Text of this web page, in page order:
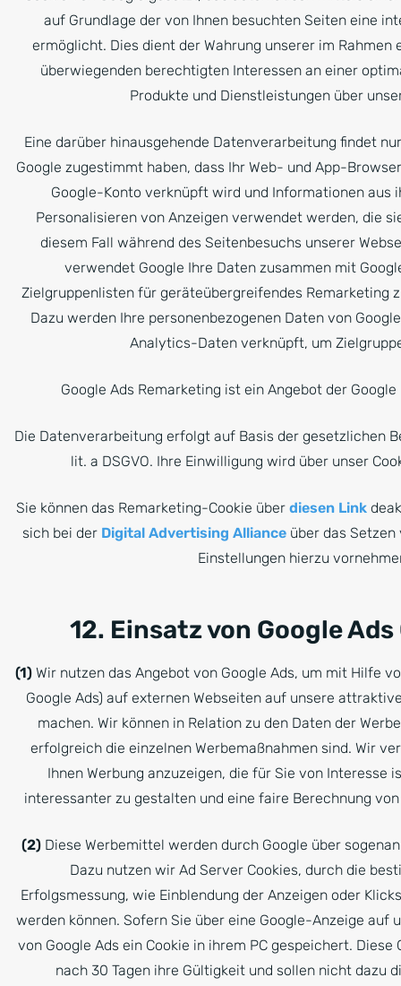
auf Grundlage der von Ihnen besuchten Seiten eine
ermöglicht. Dies dient der Wahrung unserer im Rahmen
überwiegenden berechtigten Interessen an einer
Produkte und Dienstleistungen über
Eine darüber hinausgehende Datenverarbeitung findet
Google zugestimmt haben, dass Ihr Web- und App-
Google-Konto verknüpft wird und Informationen aus
Personalisieren von Anzeigen verwendet werden, die
diesem Fall während des Seitenbesuchs unserer
verwendet Google Ihre Daten zusammen mit
Zielgruppenlisten für geräteübergreifendes Remarketing
Dazu werden Ihre personenbezogenen Daten von
Analytics-Daten verknüpft, um
Google Ads Remarketing ist ein Angebot der Google
Die Datenverarbeitung erfolgt auf Basis der gesetzlichen
lit. a DSGVO. Ihre Einwilligung wird über unser
Sie können das Remarketing-Cookie über diesen Link
sich bei der Digital Advertising Alliance über das
Einstellungen hierzu
12. Einsatz von Google
(1) Wir nutzen das Angebot von Google Ads, um mit Hilfe
Google Ads) auf externen Webseiten auf unsere
machen. Wir können in Relation zu den Daten der
erfolgreich die einzelnen Werbemaßnahmen sind. Wir
Ihnen Werbung anzuzeigen, die für Sie von Interesse
interessanter zu gestalten und eine faire Berechnung
(2) Diese Werbemittel werden durch Google über
Dazu nutzen wir Ad Server Cookies, durch die
Erfolgsmessung, wie Einblendung der Anzeigen oder
werden können. Sofern Sie über eine Google-Anzeige auf
von Google Ads ein Cookie in ihrem PC gespeichert.
nach 30 Tagen ihre Gültigkeit und sollen nicht dazu